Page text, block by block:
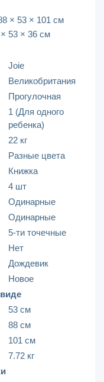
× 53 × 101 см
53 × 36 см
Joie
Великобритания
Прогулочная
1 (Для одного
ребенка)
22 кг
Разные цвета
Книжка
4 шт
Одинарные
Одинарные
5-ти точечные
Нет
Дождевик
Новое
53 см
88 см
101 см
7.72 кг